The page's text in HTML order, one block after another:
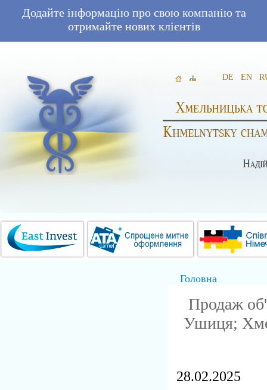
Додайте інформацію про свою компанію та
отримайте нових клієнтів
DE EN
Головна
Продаж
Ушиця;
28.02.2025